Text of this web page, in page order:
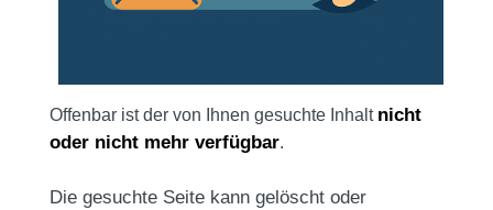
Offenbar ist der von Ihnen gesuchte Inhalt nicht
oder nicht mehr verfügbar.
Die gesuchte Seite kann gelöscht oder